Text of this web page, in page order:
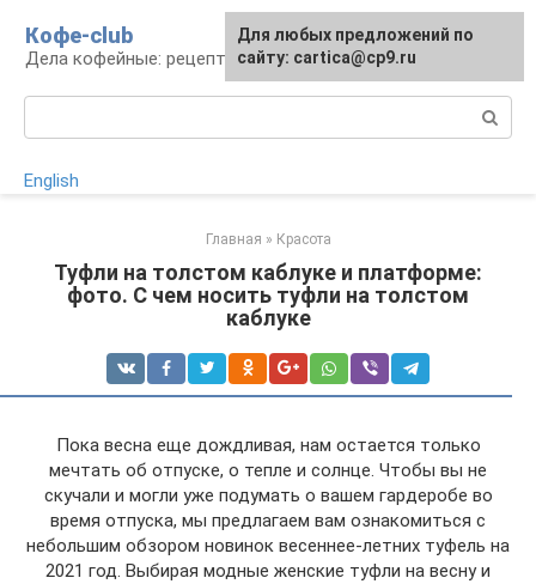
контенту
Кофе-club
Дела кофейные: рецепты и приготовление
English
Главная » Красота
Туфли на толстом каблуке и платформе:
фото. С чем носить туфли на толстом
каблуке
Пока весна еще дождливая, нам остается только
мечтать об отпуске, о тепле и солнце. Чтобы вы не
скучали и могли уже подумать о вашем гардеробе во
время отпуска, мы предлагаем вам ознакомиться с
небольшим обзором новинок весеннее-летних туфель на
2021 год. Выбирая модные женские туфли на весну и
Для любых предложений по
сайту: cartica@cp9.ru